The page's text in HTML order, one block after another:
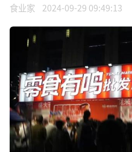
食业家 2024-09-29 09:49:13